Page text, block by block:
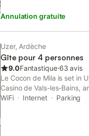
Annulation gratuite
Uzer, Ardèche
Gîte pour 4 personnes
9.0Fantastique⋅63 avis
Le Cocon de Mila is set in
Casino de Vals-les-Bains,
parking on-site are
WiFi Internet Parking